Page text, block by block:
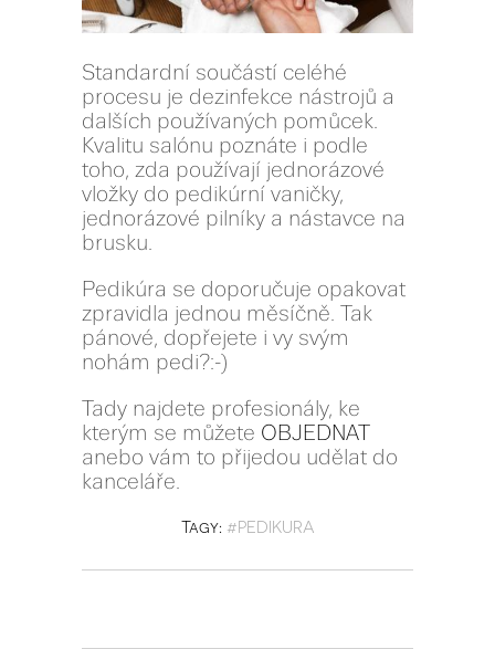
Standardní součástí celéhé
procesu je dezinfekce nástrojů a
dalších používaných pomůcek.
Kvalitu salónu poznáte i podle
toho, zda používají jednorázové
vložky do pedikúrní vaničky,
jednorázové pilníky a nástavce na
brusku.
Pedikúra se doporučuje opakovat
zpravidla jednou měsíčně. Tak
pánové, dopřejete i vy svým
nohám pedi?:-)
Tady najdete profesionály, ke
kterým se můžete OBJEDNAT
anebo vám to přijedou udělat do
kanceláře.
Tagy: #PEDIKURA